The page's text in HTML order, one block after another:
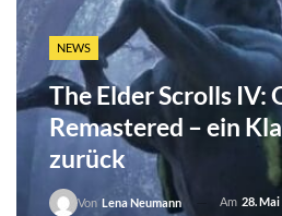
NEWS
The Elder Scrolls IV:
Remastered – ein
zurück
Von Lena Neumann Am 28. Mai